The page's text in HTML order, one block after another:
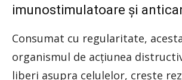
imunostimulatoare și
Consumat cu regularitate,
organismul de acțiunea
liberi asupra celulelor, crește